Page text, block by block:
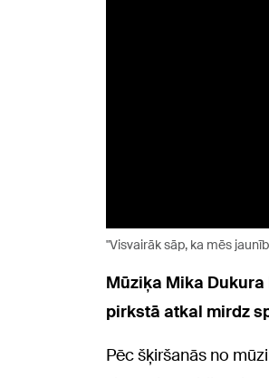
"Visvairāk sāp, ka mēs
Mūziķa Mika
pirkstā atkal mirdz
Pēc šķiršanās no